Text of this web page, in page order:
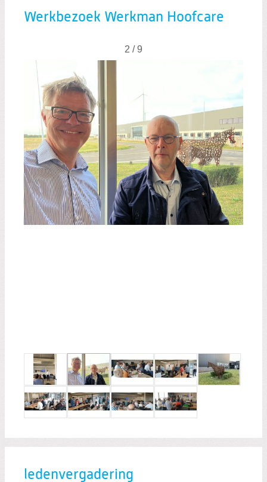
Overzicht reportages
Werkbezoek Werkman Hoofcare
2 / 9
ledenvergadering